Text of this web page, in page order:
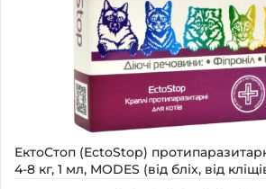
ЕктоСтоп (EctoStop)
4-8 кг, 1 мл, MODES (від бліх, від